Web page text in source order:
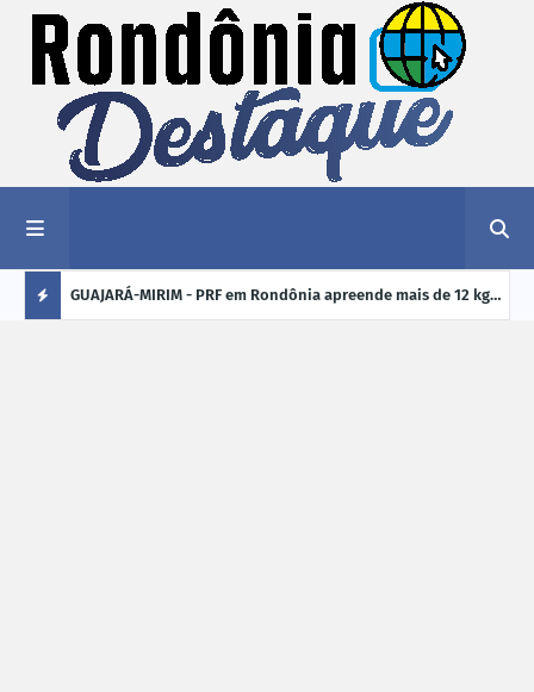
kg de GUAJARÁ-MIRIM - PRF em Rondônia apreende mais de 12 kg